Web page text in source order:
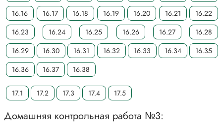
16.16
16.17 16.18 16.19 16.20 16.21
16.22
16.23
16.24 16.25 16.26 16.27
16.28
16.29
16.30 16.31 16.32 16.33 16.34
16.35
16.36
16.37 16.38
17.1 17.2 17.3 17.4 17.5
Домашняя контрольная работа №3: